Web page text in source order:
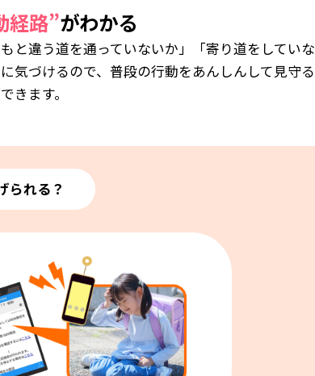
経路”がわかる
もと違う道を通っていないか」「寄り道をしていな
気づけるので、普段の行動をあんしんして見守る
きます。
られる？